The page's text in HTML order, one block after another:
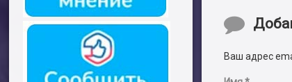
Ваш адрес